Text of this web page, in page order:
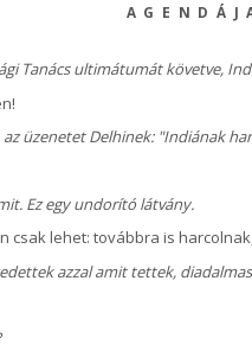
Tanács ultimátumát követve,
az üzenetet Delhinek: "Indiának
Ez egy undorító látvány.
csak lehet: továbbra is
azzal amit tettek,